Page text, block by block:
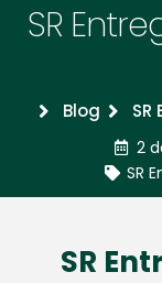
SR
Blog
2
SR
SR